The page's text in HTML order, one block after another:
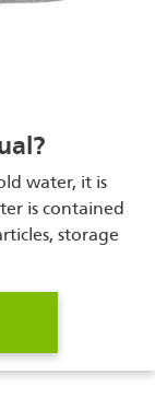
water, it is
is contained
storage